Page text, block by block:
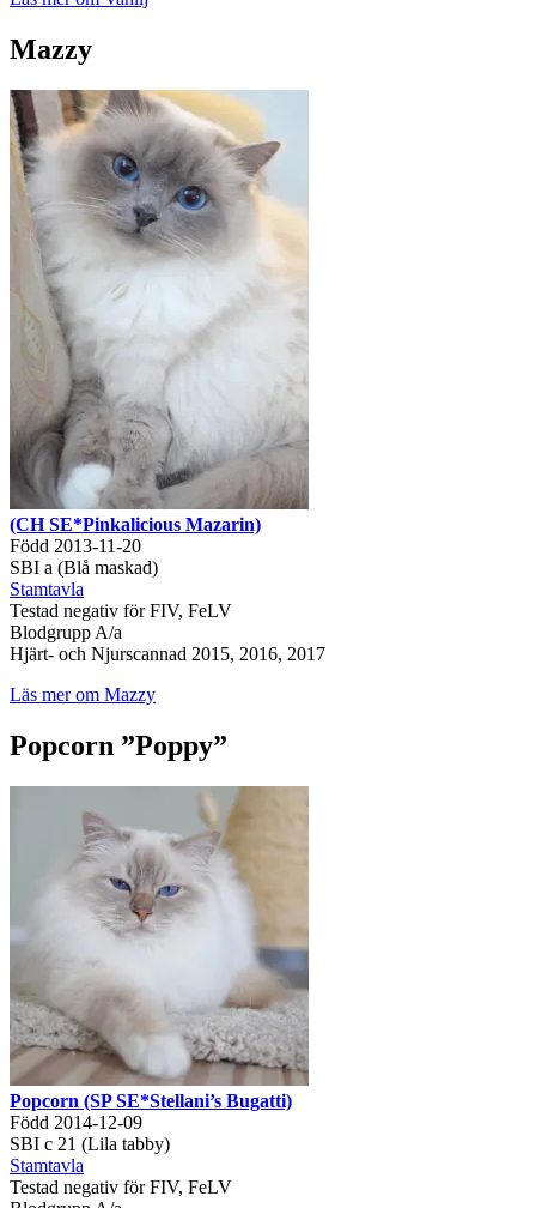
Mazzy
(CH SE*Pinkalicious Mazarin)
Född 2013-11-20
SBI a (Blå maskad)
Stamtavla
Testad negativ för FIV, FeLV
Blodgrupp A/a
Hjärt- och Njurscannad 2015, 2016, 2017
Läs mer om Mazzy
Popcorn ”Poppy”
Popcorn (SP SE*Stellani’s Bugatti)
Född 2014-12-09
SBI c 21 (Lila tabby)
Stamtavla
Testad negativ för FIV, FeLV